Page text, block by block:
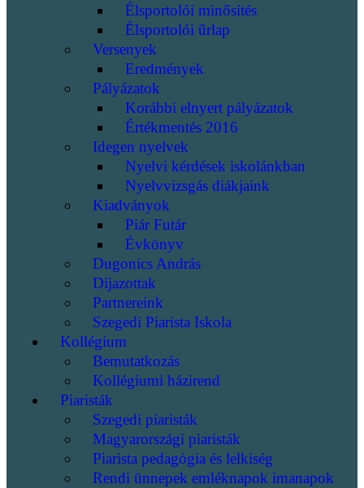
Élsportolói minősítés
Élsportolói űrlap
Versenyek
Eredmények
Pályázatok
Korábbi elnyert pályázatok
Értékmentés 2016
Idegen nyelvek
Nyelvi kérdések iskolánkban
Nyelvvizsgás diákjaink
Kiadványok
Piár Futár
Évkönyv
Dugonics András
Díjazottak
Partnereink
Szegedi Piarista Iskola
Kollégium
Bemutatkozás
Kollégiumi házirend
Piaristák
Szegedi piaristák
Magyarországi piaristák
Piarista pedagógia és lelkiség
Rendi ünnepek emléknapok imanapok